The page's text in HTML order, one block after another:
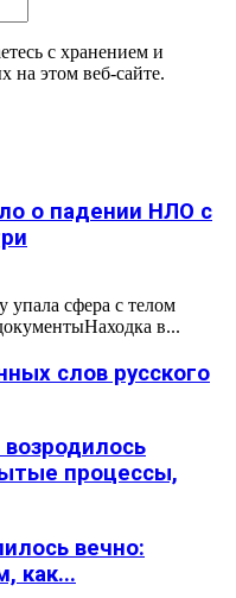
с хранением и
на этом веб-сайте.
о падении НЛО с
упала сфера с телом
в...
слов русского
процессы,
вечно:
как...